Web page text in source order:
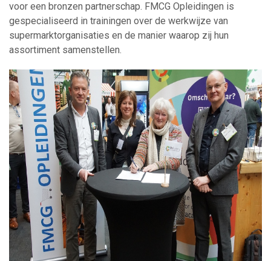
voor een bronzen partnerschap. FMCG Opleidingen is
gespecialiseerd in trainingen over de werkwijze van
supermarktorganisaties en de manier waarop zij hun
assortiment samenstellen.